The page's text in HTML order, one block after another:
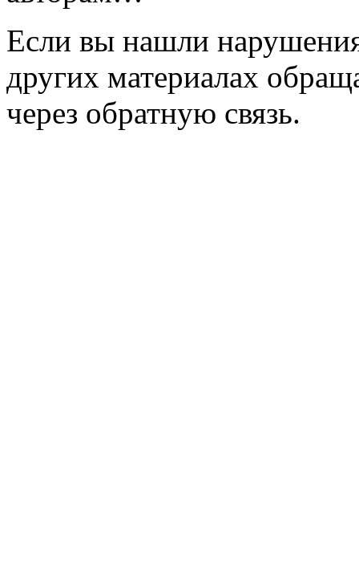
Если вы нашли
других материалах
через обратную связь.